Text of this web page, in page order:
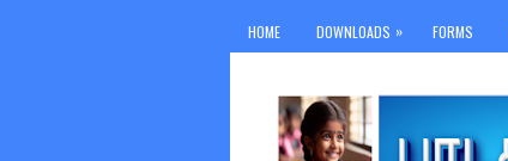
HOME DOWNLOADS » FORMS